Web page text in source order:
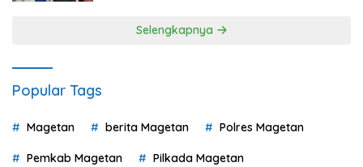
Selengkapnya
Popular Tags
Magetan berita Magetan Polres Magetan
Pemkab Magetan Pilkada Magetan